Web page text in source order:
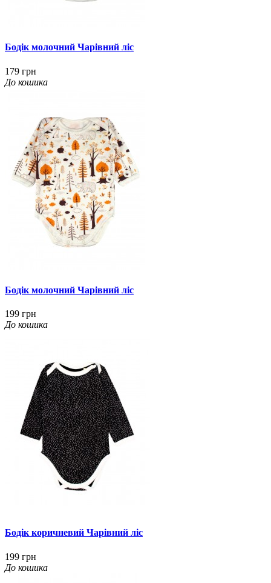
Бодік молочний Чарівний ліс
179 грн
До кошика
Бодік молочний Чарівний ліс
199 грн
До кошика
Бодік коричневий Чарівний ліс
199 грн
До кошика